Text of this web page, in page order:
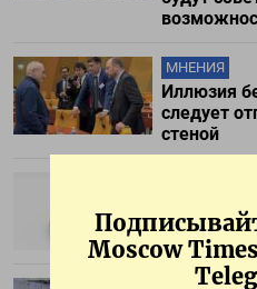
Moscow
МНЕНИЯ
Иллюзия
следует
стеной
который